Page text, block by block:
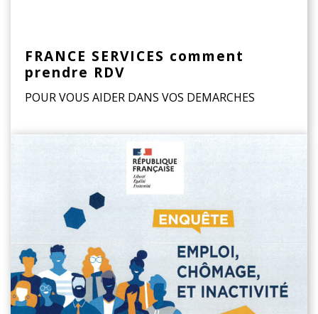
FRANCE SERVICES comment
prendre RDV
POUR VOUS AIDER DANS VOS DEMARCHES